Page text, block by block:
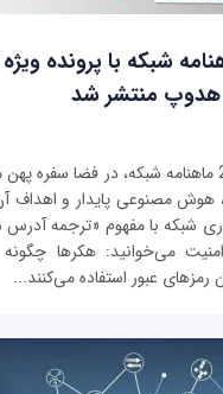
285 ماهنامه شبکه با پرونده
هدوپ منتشر شد
در سرمقاله شماره 285 ماهنامه شبکه، در فضا
مصنوعی پایدار و اهداف
شبکه با مفهوم «ترجمه آدرس
می‌خوانید: هکرها
عبور استفاده می‌کنند...